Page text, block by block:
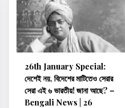
26th January Special:
দেশেই নয়, বিদেশের মাটিতেও সেরার
সেরা এই ৬ ভারতীয়! জানা আছে? –
Bengali News | 26